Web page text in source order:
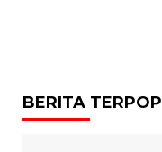
BERITA